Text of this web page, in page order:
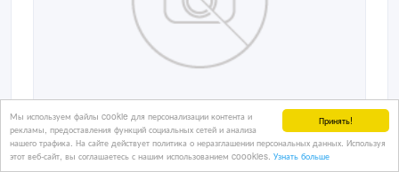
Принять!
Мы используем файлы cookie для персонализации контента и
рекламы, предоставления функций социальных сетей и анализа
нашего трафика. На сайте действует политика о неразглашении персональных данных. Используя
этот веб-сайт, вы соглашаетесь с нашим использованием coookies. Узнать больше